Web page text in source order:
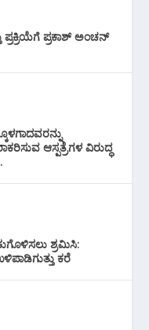
ಪ್ರಕ್ರಿಯೆಗೆ ಪ್ರಕಾಶ್ ಅಂಚನ್
ಆಸ್ಪತ್ರೆಗಳ ವಿರುದ್ಧ
ಶ್ರಮಿಸಿ:
ಕರೆ